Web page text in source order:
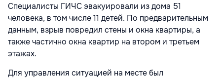
Специалисты ГИЧС эвакуировали из дома 51
человека, в том числе 11 детей. По предварительным
данным, взрыв повредил стены и окна квартиры, а
также частично окна квартир на втором и третьем
этажах.
Для управления ситуацией на месте был